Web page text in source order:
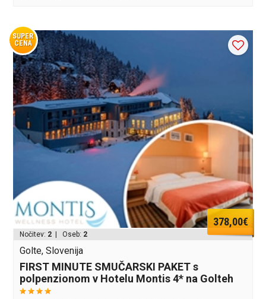
SUPER
CENA
378,00€
Nočitev: 2 | Oseb: 2
Golte, Slovenija
FIRST MINUTE SMUČARSKI PAKET s
polpenzionom v Hotelu Montis 4* na Golteh